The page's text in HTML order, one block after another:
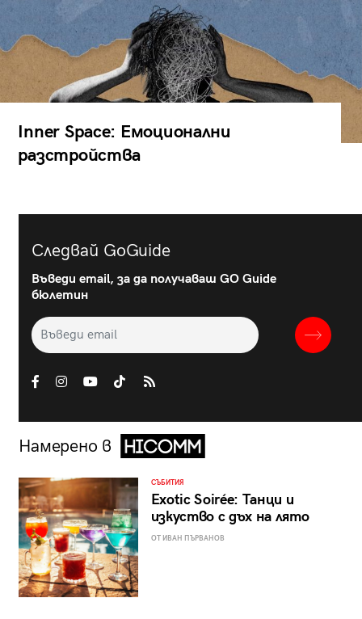
Inner Space: Емоционални
разстройства
Следвай GoGuide
Въведи email, за да получаваш GO Guide
бюлетин
Намерено в
СЪБИТИЯ
Exotic Soirée: Танци и
изкуство с дъх на лято
ОТ ИВАН ПЪРВАНОВ